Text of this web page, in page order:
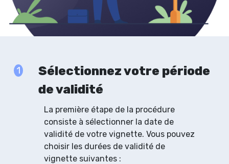
1
Sélectionnez votre période
de validité
La première étape de la procédure
consiste à sélectionner la date de
validité de votre vignette. Vous pouvez
choisir les durées de validité de
vignette suivantes :